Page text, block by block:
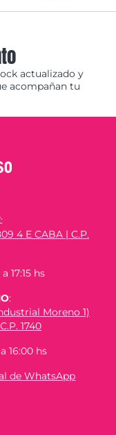
actualizado y
acompañan tu
:
4 E CABA | C.P.
17:15 hs
:
Moreno 1)
1740
16:00 hs
de WhatsApp